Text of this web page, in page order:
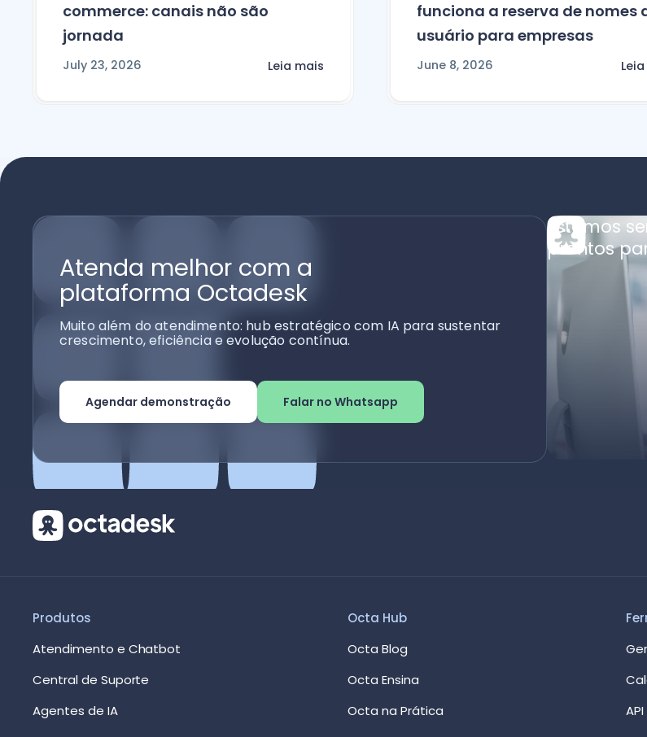
commerce: canais não são
jornada
July 23, 2026 Leia mais
funciona a reserva de nomes
usuário para empresas
June 8, 2026
Atenda melhor com a
plataforma Octadesk
Muito além do atendimento: hub estratégico com IA para sustentar
crescimento, eficiência e evolução contínua.
Agendar demonstração Falar no Whatsapp
Estamos
prontos
Produtos
Atendimento e Chatbot
Central de Suporte
Agentes de IA
Octa Hub
Octa Blog
Octa Ensina
Octa na Prática